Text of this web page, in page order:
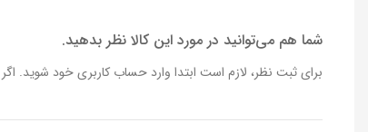
آج دار, انعطاف پذیر, دارای منافذ برای خروج آب,
ویژگی های تخصصی:
شما هم می‌توانید در مورد این کالا نظر بدهید.
برای ثبت نظر، لازم است ابتدا وارد حساب کاربری خود شوید.